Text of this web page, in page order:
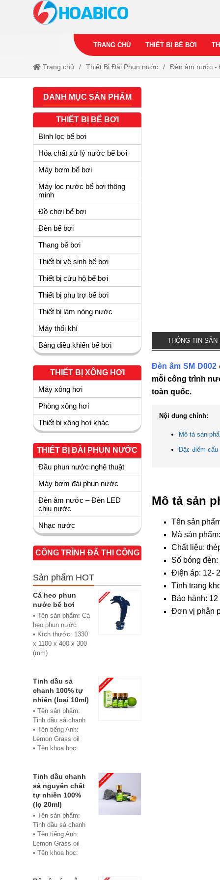
TRANG CHỦ THIẾT BỊ BỂ BƠI
Trang chủ Thiết Bị Đài Phun nước Đèn âm nước -
THÔNG TIN SẢN
Đèn âm SM D002
mỗi công trình
toàn quốc.
Nội dung chính:
Mô tả sản
Đặc điểm cấu
Mô tả sản
Tên sản
Mã sản
Chất liệu:
Số bóng
Điện áp: 12-
Tình trạng
Bảo hành: 12
Đơn vị phân
DANH MỤC SẢN PHẨM
THIẾT BỊ BỂ BƠI
Bình lọc bể bơi
Hóa chất xử lý nước bể bơi
Máy bơm bể bơi
Máy lọc nước bể bơi thông
minh
Đồ chơi bể bơi
Đèn bể bơi
Thang bể bơi
Thiết bị vệ sinh bể bơi
Thiết bị cứu hộ bể bơi
Thiết bị phụ trợ bể bơi
Thiết bị làm nóng nước
Máy thổi khí
Bảng điều khiển bể bơi
THIẾT BỊ XÔNG HƠI
Máy xông hơi
Phòng xông hơi
Thiết bị xông hơi khác
THIẾT BỊ ĐÀI PHUN NƯỚC
Đầu phun nước nghệ thuật
Máy bơm đài phun nước
Đèn âm nước – Đèn LED
chịu nước
Nhạc nước
CÔNG TRÌNH ĐÃ THI CÔNG
Sản phẩm HOT
Cá heo phun
nước bể bơi
• Tên sản phẩm: Cá
heo phun nước
• Kích thước: 1330
x 1100 x 400 x 300
(mm)
Composite
• Phân phối:
Hoabico
Tinh dầu sả
chanh 100% tự
nhiên (loại 10ml)
• Tên sản phẩm:
Tinh dầu sả chanh
• Tên tiếng Anh:
Lemon Grass oil
• Tên khoa học:
• Chủng loại: Thiết
bị xông hơi
• Thành phần chiết
xuất: lá
• Phương pháp
chiết xuất: Chưng
cất hơi nước
• Hình thức: Chất
lỏng
Tinh dầu chanh
sả nguyên chất
tự nhiên 100%
(lọ 20ml)
• Tên sản phẩm:
Tinh dầu sả chanh
• Tên tiếng Anh:
Lemon Grass oil
• Tên khoa học: